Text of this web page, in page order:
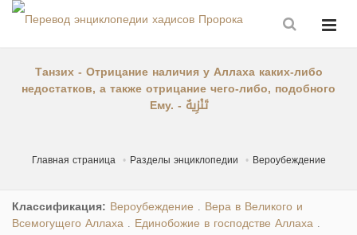
Танзих - Отрицание наличия у Аллаха каких-либо
недостатков, а также отрицание чего-либо, подобного
Ему. - تَنْزِيهٌ
Главная страница Разделы энциклопедии Вероубеждение
Классификация: Вероубеждение Вера в Великого и
Всемогущего Аллаха Единобожие в господстве Аллаха